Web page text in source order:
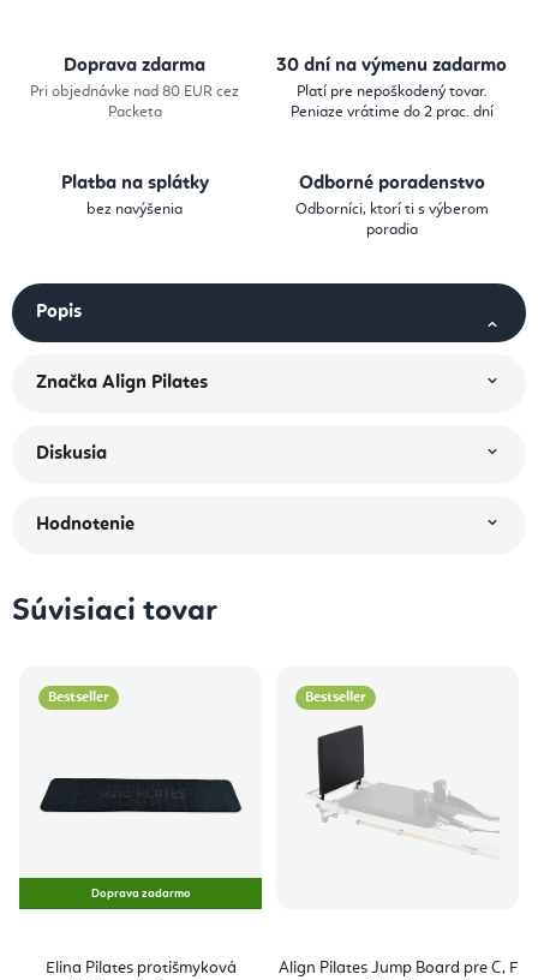
Doprava zdarma
Pri objednávke nad 80 EUR cez
Packeta
30 dní na výmenu zadarmo
Platí pre nepoškodený tovar.
Peniaze vrátime do 2 prac. dní
Platba na splátky
bez navýšenia
Odborné poradenstvo
Odborníci, ktorí ti s výberom
poradia
Popis
Značka Align Pilates
Diskusia
Hodnotenie
Súvisiaci tovar
Bestseller
Doprava zadarmo
Elina Pilates protišmyková
Bestseller
Align Pilates Jump Board pre C, F